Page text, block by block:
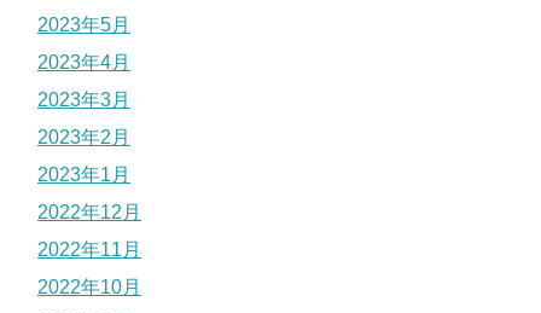
2023年5月
2023年4月
2023年3月
2023年2月
2023年1月
2022年12月
2022年11月
2022年10月